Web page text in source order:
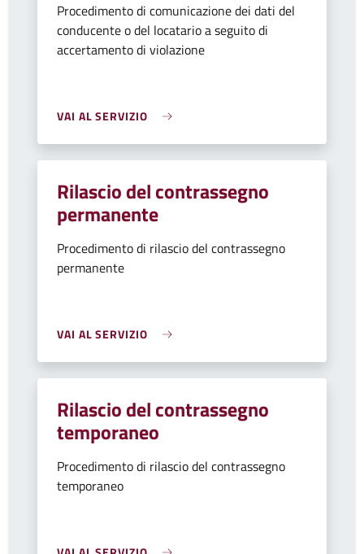
Procedimento di comunicazione dei dati del
conducente o del locatario a seguito di
accertamento di violazione
VAI AL SERVIZIO
Rilascio del contrassegno
permanente
Procedimento di rilascio del contrassegno
permanente
VAI AL SERVIZIO
Rilascio del contrassegno
temporaneo
Procedimento di rilascio del contrassegno
temporaneo